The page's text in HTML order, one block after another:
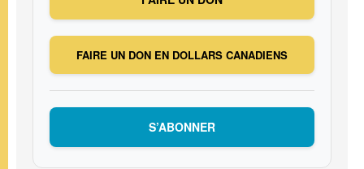
FAIRE UN DON EN DOLLARS CANADIENS
S’ABONNER